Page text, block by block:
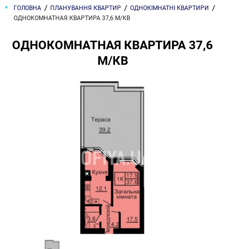
ГОЛОВНА ПЛАНУВАННЯ КВАРТИР
ОДНОКІМНАТНІ КВАРТИРИ
ОДНОКОМНАТНАЯ КВАРТИРА 37,6 М/КВ
ОДНОКОМНАТНАЯ КВАРТИРА 37,6
М/КВ